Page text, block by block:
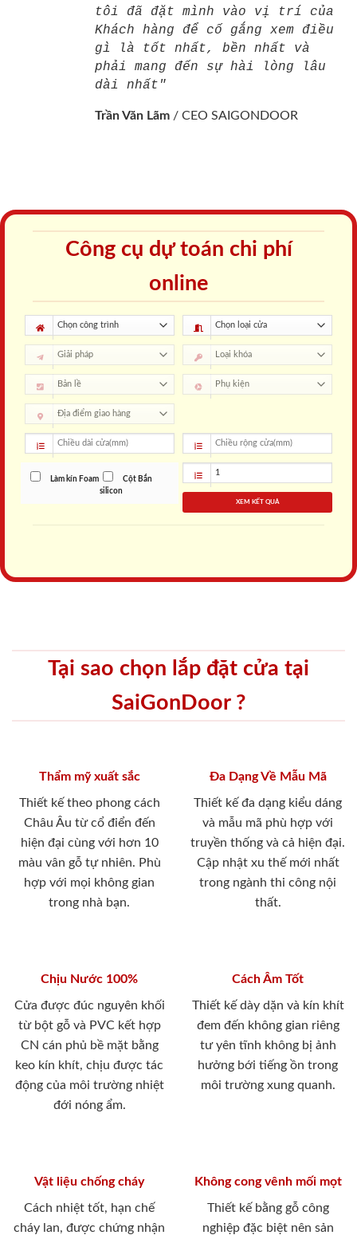
tôi đã đặt mình vào vị trí của
Khách hàng để cố gắng xem điều
gì là tốt nhất, bền nhất và
phải mang đến sự hài lòng lâu
dài nhất"
Trần Văn Lãm / CEO SAIGONDOOR
Công cụ dự toán chi phí
online
Làm kín Foam
Cột Bắn
silicon
XEM KẾT QUẢ
Tại sao chọn lắp đặt cửa tại
SaiGonDoor ?
Thẩm mỹ xuất sắc
Thiết kế theo phong cách
Châu Âu từ cổ điển đến
hiện đại cùng với hơn 10
màu vân gỗ tự nhiên. Phù
hợp với mọi không gian
trong nhà bạn.
Đa Dạng Về Mẫu Mã
Thiết kế đa dạng kiểu dáng
và mẫu mã phù hợp với
truyền thống và cả hiện đại.
Cập nhật xu thế mới nhất
trong ngành thi công nội
thất.
Chịu Nước 100%
Cửa được đúc nguyên khối
từ bột gỗ và PVC kết hợp
CN cán phủ bề mặt bằng
keo kín khít, chịu được tác
động của môi trường nhiệt
đới nóng ẩm.
Cách Âm Tốt
Thiết kế dày dặn và kín khít
đem đến không gian riêng
tư yên tĩnh không bị ảnh
hưởng bới tiếng ồn trong
môi trường xung quanh.
Vật liệu chống cháy
Cách nhiệt tốt, hạn chế
cháy lan, được chứng nhận
Không cong vênh mối mọt
Thiết kế bằng gỗ công
nghiệp đặc biệt nên sản